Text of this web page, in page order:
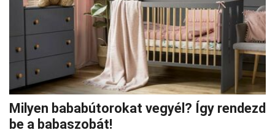
Milyen bababútorokat vegyél? Így rendezd
be a babaszobát!